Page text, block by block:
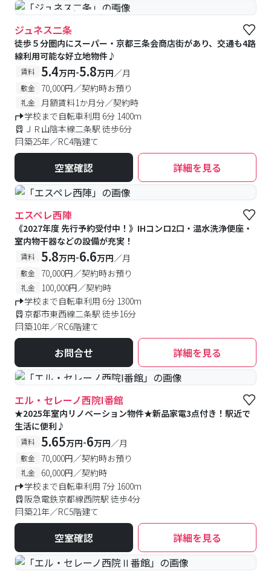
#予約受付中 #空室待ち
ジュネス二条
徒歩５分圏内にスーパー・京都三条会商店街があり、交通も4路
線利用可能な好立地物件♪
賃料 5.4万円-5.8万円／月
敷金 70,000円／契約時お預り
礼金
月額賃料1か月分／契約時
学校まで自転車利用 6分 1400m
ＪＲ山陰本線二条駅 徒歩6分
築25年／RC4階建て
空室確認 詳細を見る
エスペレ西陣
《2027年度 先行予約受付中！》IHコンロ2口・温水洗浄便座・
室内物干器などの設備が充実！
賃料 5.8万円-6.6万円／月
敷金 70,000円／契約時お預り
礼金
100,000円／契約時
学校まで自転車利用 6分 1300m
京都市東西線二条駅 徒歩16分
築10年／RC6階建て
お問合せ 詳細を見る
#予約受付中 #空室待ち
エル・セレーノ西院I番館
★2025年室内リノベーション物件★新品家電3点付き！駅近で
生活に便利♪
賃料 5.65万円-6万円／月
敷金 70,000円／契約時お預り
礼金
60,000円／契約時
学校まで自転車利用 7分 1600m
阪急電鉄京都線西院駅 徒歩4分
築21年／RC5階建て
空室確認 詳細を見る